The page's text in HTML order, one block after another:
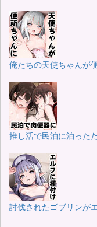
俺たちの天使ちゃんが
推し活で民泊に泊った
討伐されたゴブリンが